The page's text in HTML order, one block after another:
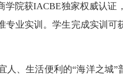
院获IACBE独家权威认
专业实训。学生完成实训
人、生活便利的“海洋之城